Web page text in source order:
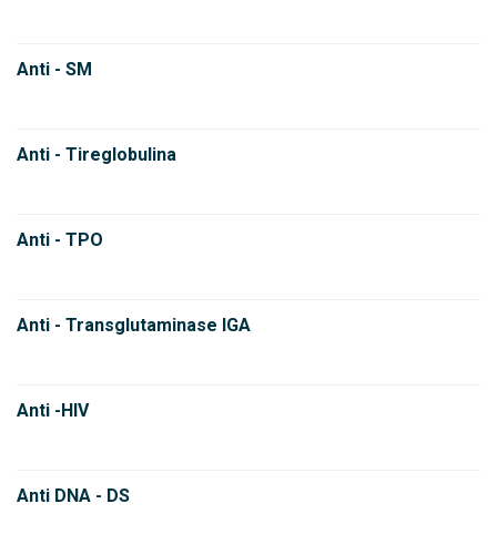
Anti - SM
Anti - Tireglobulina
Anti - TPO
Anti - Transglutaminase IGA
Anti -HIV
Anti DNA - DS